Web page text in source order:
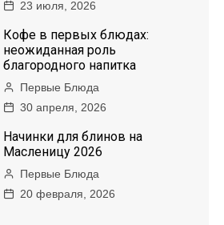
23 июля, 2026
Кофе в первых блюдах:
неожиданная роль
благородного напитка
Первые Блюда
30 апреля, 2026
Начинки для блинов на
Масленицу 2026
Первые Блюда
20 февраля, 2026